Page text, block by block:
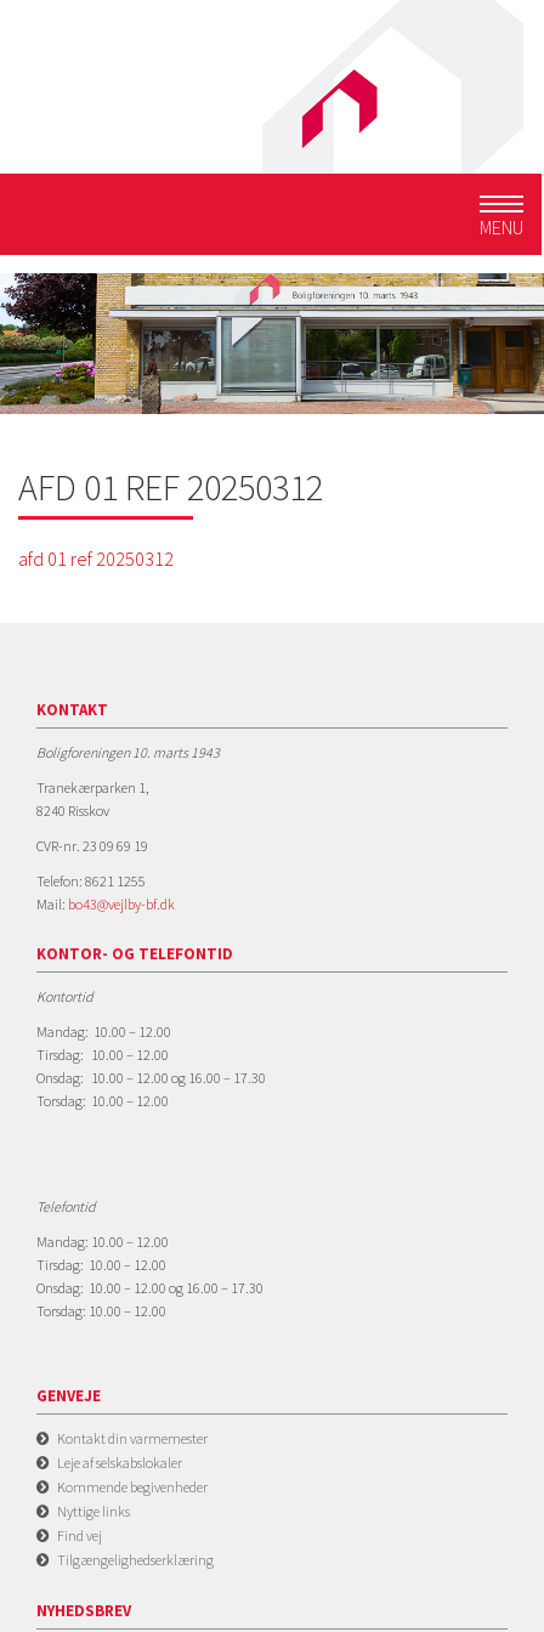
MENU
AFD 01 REF 20250312
afd 01 ref 20250312
KONTAKT
Boligforeningen 10. marts 1943
Tranekærparken 1,
8240 Risskov
CVR-nr. 23 09 69 19
Telefon: 8621 1255
Mail: bo43@vejlby-bf.dk
KONTOR- OG TELEFONTID
Kontortid
Mandag: 10.00 – 12.00
Tirsdag: 10.00 – 12.00
Onsdag: 10.00 – 12.00 og 16.00 – 17.30
Torsdag: 10.00 – 12.00
Telefontid
Mandag: 10.00 – 12.00
Tirsdag: 10.00 – 12.00
Onsdag: 10.00 – 12.00 og 16.00 – 17.30
Torsdag: 10.00 – 12.00
GENVEJE
Kontakt din varmemester
Leje af selskabslokaler
Kommende begivenheder
Nyttige links
Find vej
Tilgængelighedserklæring
NYHEDSBREV